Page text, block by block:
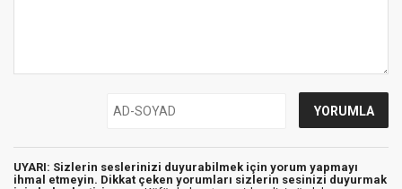
UYARI: Sizlerin seslerinizi duyurabilmek için yorum yapmayı
ihmal etmeyin. Dikkat çeken yorumları sizlerin sesinizi duyurmak